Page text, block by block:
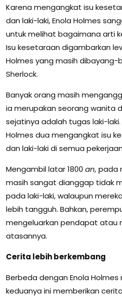
Karena mengangkat isu
dan laki-laki, Enola Holmes
untuk melihat bagaimana arti
Isu kesetaraan digambarkan
Holmes yang masih dibayang-
Sherlock.
Banyak orang masih
ia merupakan seorang wanita
sejatinya adalah tugas laki-laki.
Holmes dua mengangkat isu
dan laki-laki di semua
Mengambil latar 1800 an, pada
masih sangat dianggap tidak
pada laki-laki, walaupun
lebih tangguh. Bahkan,
mengeluarkan pendapat atau
atasannya.
Cerita lebih berkembang
Berbeda dengan Enola
keduanya ini memberikan